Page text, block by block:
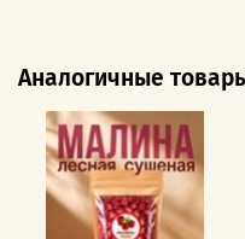
Аналогичные